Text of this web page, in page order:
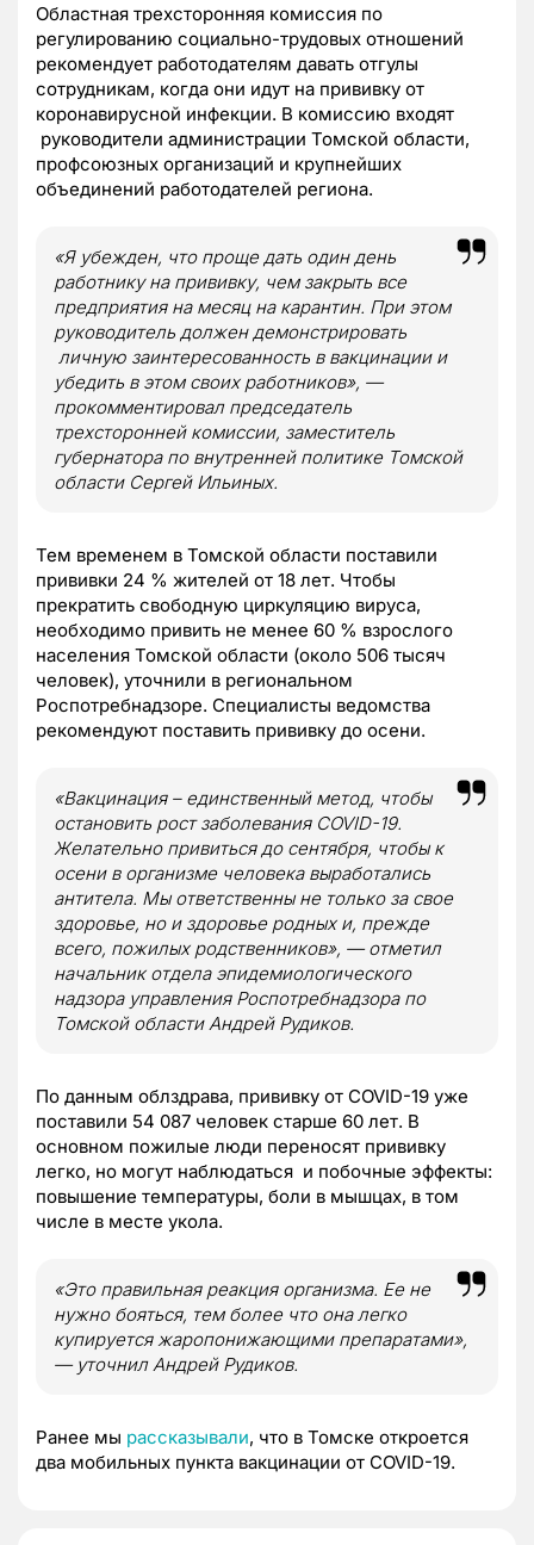
Областная трехсторонняя комиссия по
регулированию социально-трудовых отношений
рекомендует работодателям давать отгулы
сотрудникам, когда они идут на прививку от
коронавирусной инфекции. В комиссию входят
руководители администрации Томской области,
профсоюзных организаций и крупнейших
объединений работодателей региона.
«Я убежден, что проще дать один день
работнику на прививку, чем закрыть все
предприятия на месяц на карантин. При этом
руководитель должен демонстрировать
личную заинтересованность в вакцинации и
убедить в этом своих работников», —
прокомментировал председатель
трехсторонней комиссии, заместитель
губернатора по внутренней политике Томской
области Сергей Ильиных.
Тем временем в Томской области поставили
прививки 24 % жителей от 18 лет. Чтобы
прекратить свободную циркуляцию вируса,
необходимо привить не менее 60 % взрослого
населения Томской области (около 506 тысяч
человек), уточнили в региональном
Роспотребнадзоре. Специалисты ведомства
рекомендуют поставить прививку до осени.
«Вакцинация – единственный метод, чтобы
остановить рост заболевания СOVID-19.
Желательно привиться до сентября, чтобы к
осени в организме человека выработались
антитела. Мы ответственны не только за свое
здоровье, но и здоровье родных и, прежде
всего, пожилых родственников», — отметил
начальник отдела эпидемиологического
надзора управления Роспотребнадзора по
Томской области Андрей Рудиков.
По данным облздрава, прививку от COVID-19 уже
поставили 54 087 человек старше 60 лет. В
основном пожилые люди переносят прививку
легко, но могут наблюдаться и побочные эффекты:
повышение температуры, боли в мышцах, в том
числе в месте укола.
«Это правильная реакция организма. Ее не
нужно бояться, тем более что она легко
купируется жаропонижающими препаратами»,
— уточнил Андрей Рудиков.
Ранее мы рассказывали, что в Томске откроется
два мобильных пункта вакцинации от COVID-19.